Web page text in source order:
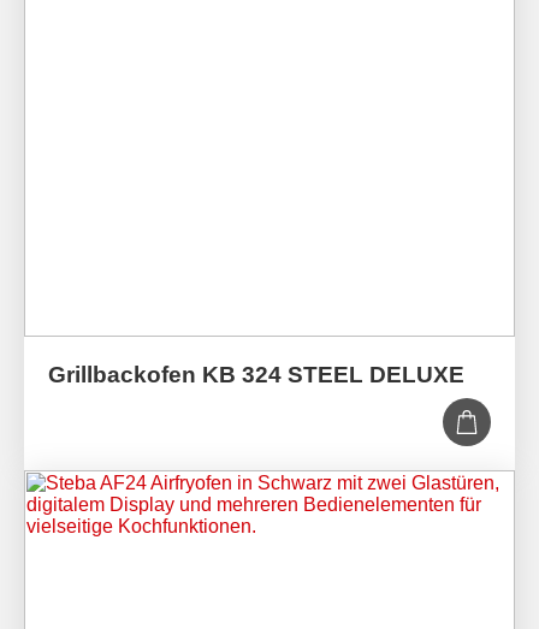
Grillbackofen KB 324 STEEL DELUXE